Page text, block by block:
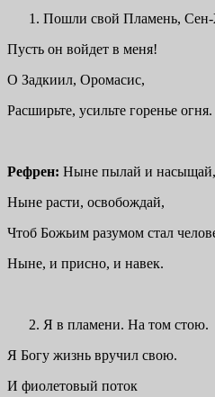
Пошли свой Пламень,
Пусть он войдет в меня!
О Задкиил, Оромасис,
Расширьте, усильте горенье огня.
Рефрен: Ныне пылай и насыщай,
Ныне расти, освобождай,
Чтоб Божьим разумом стал
Ныне, и присно, и навек.
Я в пламени. На том стою.
Я Богу жизнь вручил свою.
И фиолетовый поток